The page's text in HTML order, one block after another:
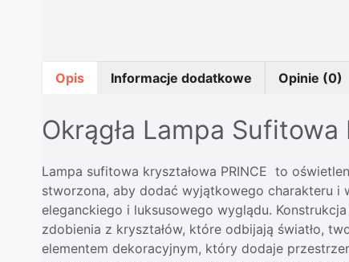
Opis Informacje dodatkowe Opinie (0)
Okrągła Lampa
Lampa sufitowa kryształowa PRINCE to
stworzona, aby dodać wyjątkowego charakteru i
eleganckiego i luksusowego wyglądu.
zdobienia z kryształów, które odbijają światło,
elementem dekoracyjnym, który dodaje